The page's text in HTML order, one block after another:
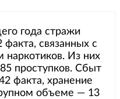
года стражи
связанных с
наркотиков. Из них
проступков. Сбыт
факта, хранение
объеме — 13